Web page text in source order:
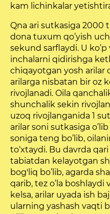
kam lichinkalar
Qna ari sutkasiga 2000
dona tuxum qo’yish
sekund sarflaydi. U
inchalarni qidirishga
chiqayotgan yosh arilar
arilarga nisbatan bir oz
rivojlanadi. Oila
shunchalik sekin
uzoq rivojlanganida 1
arilar soni sutkasiga
soniga teng bo’lib,
to‘xtaydi. Bu davrda
tabiatdan kelayotgan
bog'liq bo’lib, agarda
qarib, tez o’la boshlaydi
kelsa, arilar uyada ish
ularning yashash vaqti